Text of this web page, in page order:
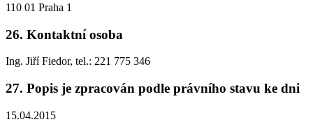
110 01 Praha 1
26. Kontaktní osoba
Ing. Jiří Fiedor, tel.: 221 775 346
27. Popis je zpracován podle právního stavu ke dni
15.04.2015